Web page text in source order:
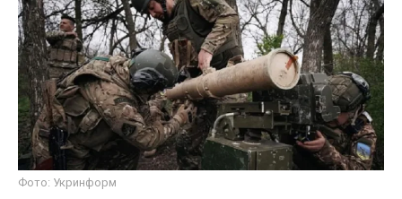
Фото: Укринформ